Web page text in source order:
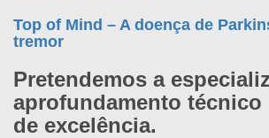
Top of Mind – A doença de
tremor
Pretendemos a
aprofundamento técnico
de excelência.